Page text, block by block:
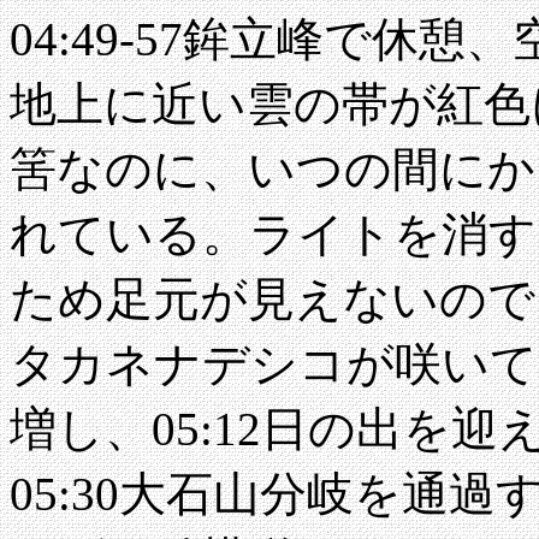
04:49-57鉾立峰で休憩
地上に近い雲の帯が紅
筈なのに、いつの間に
れている。ライトを消
ため足元が見えないの
タカネナデシコが咲い
増し、05:12日の出を迎
05:30大石山分岐を通過